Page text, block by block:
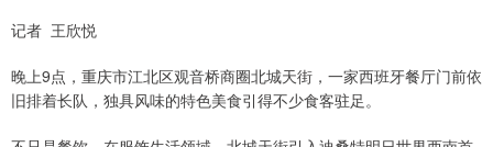
记者 王欣悦
晚上9点，重庆市江北区观音桥商圈北城天街，一家西班牙餐厅门前依
旧排着长队，独具风味的特色美食引得不少食客驻足。